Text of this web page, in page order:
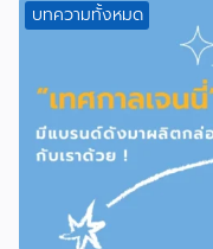
บทความทั้งหมด